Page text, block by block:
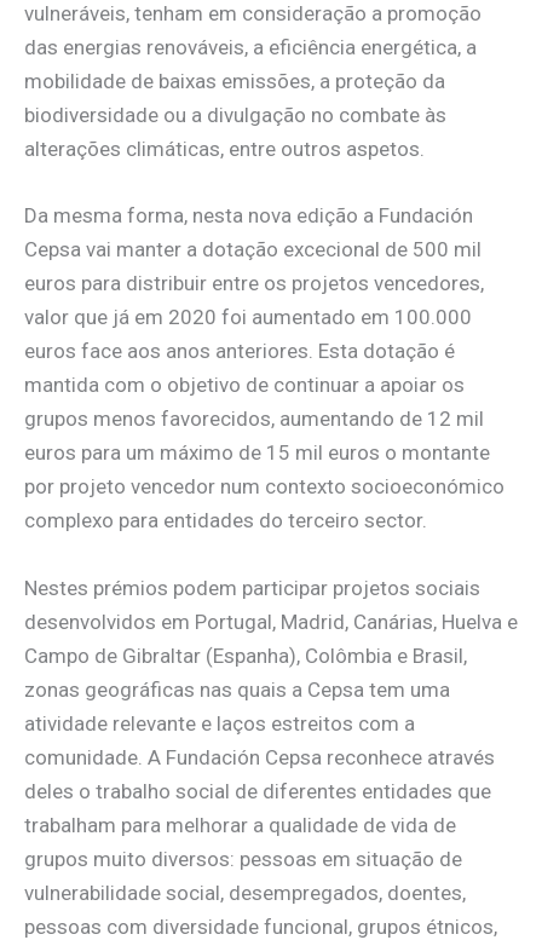
vulneráveis, tenham em consideração a promoção
das energias renováveis, a eficiência energética, a
mobilidade de baixas emissões, a proteção da
biodiversidade ou a divulgação no combate às
alterações climáticas, entre outros aspetos.
Da mesma forma, nesta nova edição a Fundación
Cepsa vai manter a dotação excecional de 500 mil
euros para distribuir entre os projetos vencedores,
valor que já em 2020 foi aumentado em 100.000
euros face aos anos anteriores. Esta dotação é
mantida com o objetivo de continuar a apoiar os
grupos menos favorecidos, aumentando de 12 mil
euros para um máximo de 15 mil euros o montante
por projeto vencedor num contexto socioeconómico
complexo para entidades do terceiro sector.
Nestes prémios podem participar projetos sociais
desenvolvidos em Portugal, Madrid, Canárias, Huelva e
Campo de Gibraltar (Espanha), Colômbia e Brasil,
zonas geográficas nas quais a Cepsa tem uma
atividade relevante e laços estreitos com a
comunidade. A Fundación Cepsa reconhece através
deles o trabalho social de diferentes entidades que
trabalham para melhorar a qualidade de vida de
grupos muito diversos: pessoas em situação de
vulnerabilidade social, desempregados, doentes,
pessoas com diversidade funcional, grupos étnicos,